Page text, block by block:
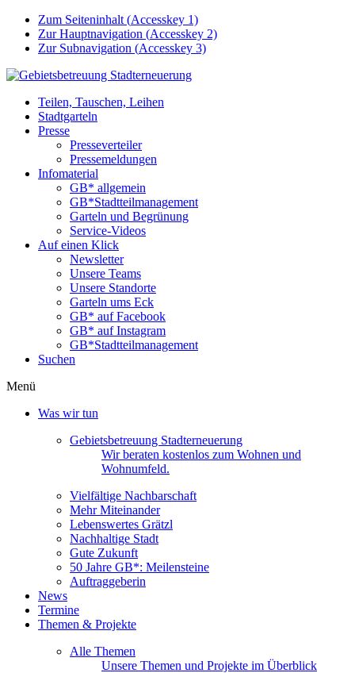
Zum Seiteninhalt (Accesskey 1)
Zur Hauptnavigation (Accesskey 2)
Zur Subnavigation (Accesskey 3)
Teilen, Tauschen, Leihen
Stadtgarteln
Presse
Presseverteiler
Pressemeldungen
Infomaterial
GB* allgemein
GB*Stadtteilmanagement
Garteln und Begrünung
Service-Videos
Auf einen Klick
Newsletter
Unsere Teams
Unsere Standorte
Garteln ums Eck
GB* auf Facebook
GB* auf Instagram
GB*Stadtteilmanagement
Suchen
Menü
Was wir tun
Gebietsbetreuung Stadterneuerung
Wir beraten kostenlos zum Wohnen und
Wohnumfeld.
Vielfältige Nachbarschaft
Mehr Miteinander
Lebenswertes Grätzl
Nachhaltige Stadt
Gute Zukunft
50 Jahre GB*: Meilensteine
Auftraggeberin
News
Termine
Themen & Projekte
Alle Themen
Unsere Themen und Projekte im Überblick